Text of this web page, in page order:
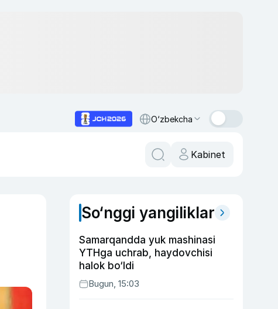
O‘zbekcha
Kabinet
So‘nggi yangiliklar
Samarqandda yuk mashinasi
YTHga uchrab, haydovchisi
halok bo‘ldi
Bugun, 15:03